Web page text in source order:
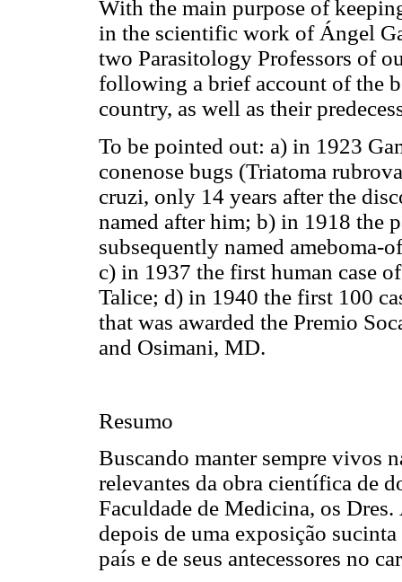
With the main purpose of
in the scientific work of Ángel
two Parasitology Professors of
following a brief account of the
country, as well as their
To be pointed out: a) in 1923
conenose bugs (Triatoma
cruzi, only 14 years after the
named after him; b) in 1918 the
subsequently named ameboma-
c) in 1937 the first human case
Talice; d) in 1940 the first 100
that was awarded the Premio
and Osimani, MD.
Resumo
Buscando manter sempre vivos
relevantes da obra científica de
Faculdade de Medicina, os
depois de uma exposição
país e de seus antecessores no